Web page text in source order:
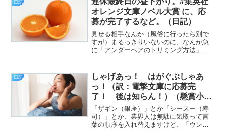
日記
連休最終日の昼下がり。#集英社
オレンジ文庫ノベル大賞 に、応
募が完了するなど。（日記）
見せる相手なんか（風俗に行ったら別で
すが）まるっきりいないのに、なんか急
に「アンダーヘアのトリミング方法」が
いうわけで、フジカワです。最近はダイ
ソーでも、100円（税別...
日記
しゃげあっ！ はがぐぶしゃあ
っ！（訳：電撃文庫に応募完
了！ 後は知らん！）（懸賞小説
の話）（日記）
「ザギン（銀座）」とか「シースー（寿
司）」とか、業界人は無駄に気取って言
葉の順序を入れ替えますけど、「ウンザ